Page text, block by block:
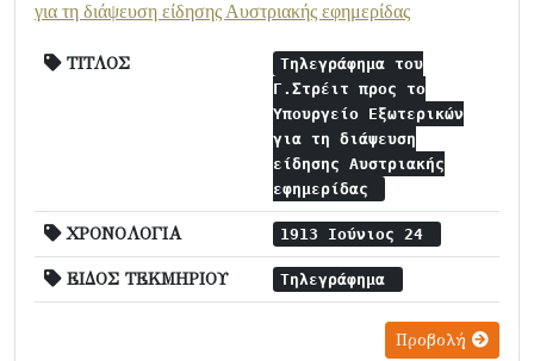
για τη διάψευση είδησης Αυστριακής εφημερίδας
ΤΙΤΛΟΣ
Τηλεγράφημα του
Γ.Στρέιτ προς το
Υπουργείο Εξωτερικών
για τη διάψευση
είδησης Αυστριακής
εφημερίδας
ΧΡΟΝΟΛΟΓΙΑ 1913 Ιούνιος 24
ΕΙΔΟΣ ΤΕΚΜΗΡΙΟΥ Τηλεγράφημα
Προβολή